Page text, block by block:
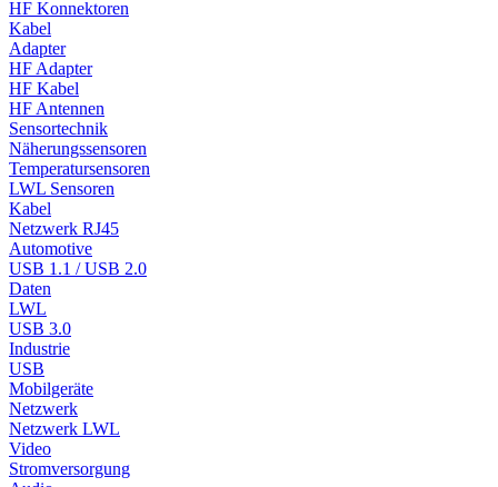
HF Konnektoren
Kabel
Adapter
HF Adapter
HF Kabel
HF Antennen
Sensortechnik
Näherungssensoren
Temperatursensoren
LWL Sensoren
Kabel
Netzwerk RJ45
Automotive
USB 1.1 / USB 2.0
Daten
LWL
USB 3.0
Industrie
USB
Mobilgeräte
Netzwerk
Netzwerk LWL
Video
Stromversorgung